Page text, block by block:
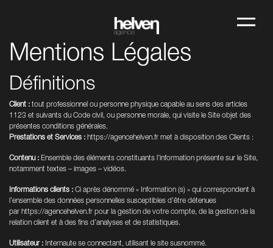
Mentions Légales
Définitions
Client : tout professionnel ou personne physique capable au sens des articles
1123 et suivants du Code civil, ou personne morale, qui visite le Site objet des
présentes conditions générales.
Prestations et Services : https://agencehelven.fr met à disposition des Clients :
Contenu : Ensemble des éléments constituants l’information présente sur le Site,
notamment textes – images – vidéos.
Informations clients : Ci après dénommé « Information (s) » qui correspondent à
l’ensemble des données personnelles susceptibles d’être détenues
par https://agencehelven.fr pour la gestion de votre compte, de la gestion de la
relation client et à des fins d’analyses et de statistiques.
Utilisateur : Internaute se connectant, utilisant le site susnommé.